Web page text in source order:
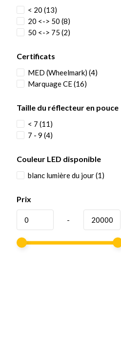
< 20 (13)
20 <-> 50 (8)
50 <-> 75 (2)
Certificats
MED (Wheelmark) (4)
Marquage CE(16)
Taille du réflecteur en pouce
< 7 (11)
7 - 9 (4)
Couleur LED disponible
blanc lumière du jour(1)
Prix
-